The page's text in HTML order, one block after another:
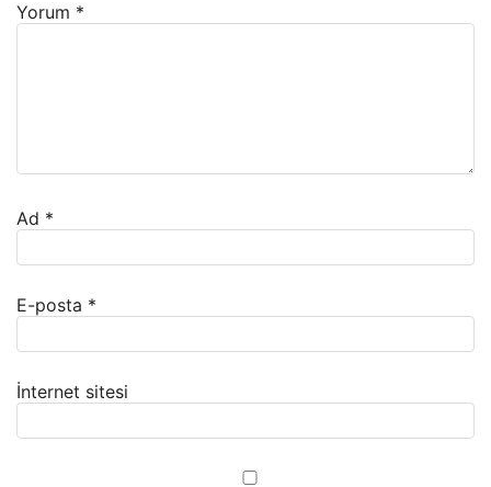
Yorum *
Ad *
E-posta *
İnternet sitesi